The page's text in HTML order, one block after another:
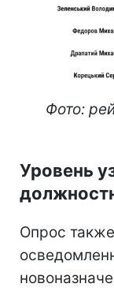
Фото:
Уровень
Опрос